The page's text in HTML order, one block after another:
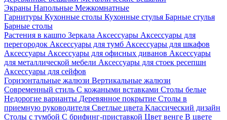
Экраны Напольные Межкомнатные
Гарнитуры Кухонные столы Кухонные стулья Барные стулья
Барные столы
Растения в кашпо Зеркала Аксессуары Аксессуары для
перегородок Аксессуары для тумб Аксессуары для шкафов
Аксессуары Аксессуары для офисных диванов Аксессуары
для металлической мебели Аксессуары для стоек ресепшн
Аксессуары для сейфов
Горизонтальные жалюзи Вертикальные жалюзи
Современный стиль С кожаными вставками Столы белые
Недорогие варианты Деревянное покрытие Столы в
приемную руководителя Светлые цвета Классический дизайн
Столы с тумбой С брифинг-приставкой Цвет венге В цвете